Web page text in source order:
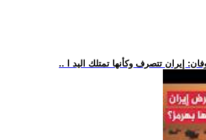
إيران تتصرف وكأنها تمتلك اليد ا